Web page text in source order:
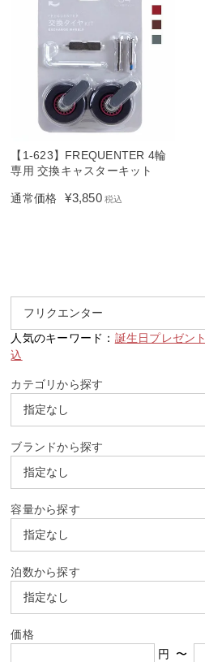
人気のキーワード： 誕生日プレゼント
込
カテゴリから探す
ブランドから探す
容量から探す
泊数から探す
価格
円
〜
【1-623】FREQUENTER 4輪
専用 交換キャスターキット
通常価格 ¥3,850 税込